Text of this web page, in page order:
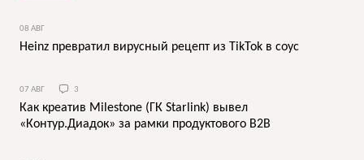
08 АВГ
Heinz превратил вирусный рецепт из TikTok в соус
07 АВГ 3
Как креатив Milestone (ГК Starlink) вывел
«Контур.Диадок» за рамки продуктового B2B